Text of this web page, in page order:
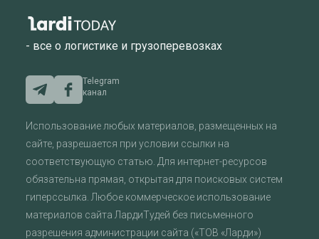
- все о логистике и грузоперевозках
Telegram
канал
Использование любых материалов, размещенных на
сайте, разрешается при условии ссылки на
соответствующую статью. Для интернет-ресурсов
обязательна прямая, открытая для поисковых систем
гиперссылка. Любое коммерческое использование
материалов сайта ЛардиТудей без письменного
разрешения администрации сайта («ТОВ «Ларди»)